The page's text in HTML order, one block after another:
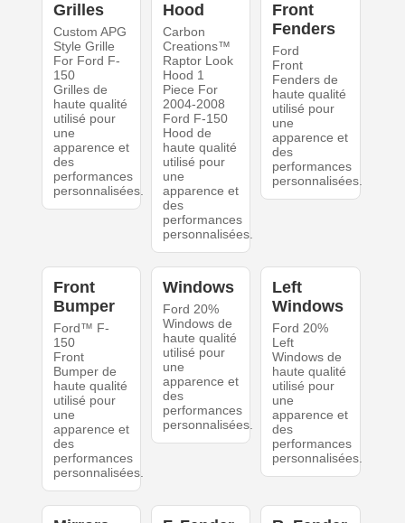
Grilles
Custom APG
Style Grille
For Ford F-
150
Grilles de
haute qualité
utilisé pour
une
apparence et
des
performances
personnalisées.
Hood
Carbon
Creations™
Raptor Look
Hood 1
Piece For
2004-2008
Ford F-150
Hood de
haute qualité
utilisé pour
une
apparence et
des
performances
personnalisées.
Front
Fenders
Ford
Front
Fenders de
haute qualité
utilisé pour
une
apparence et
des
performances
personnalisées.
Front
Bumper
Ford™ F-
150
Front
Bumper de
haute qualité
utilisé pour
une
apparence et
des
performances
personnalisées.
Windows
Ford 20%
Windows de
haute qualité
utilisé pour
une
apparence et
des
performances
personnalisées.
Left
Windows
Ford 20%
Left
Windows de
haute qualité
utilisé pour
une
apparence et
des
performances
personnalisées.